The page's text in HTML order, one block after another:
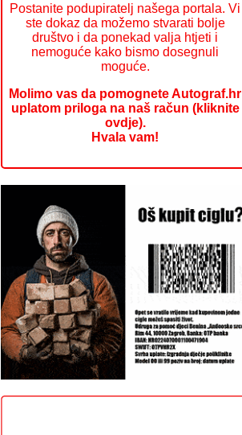
Postanite podupiratelj našega portala. Vi
ste dokaz da možemo stvarati bolje
društvo i da ponekad valja htjeti i
nemoguće kako bismo dosegnuli
moguće.
Molimo vas da pomognete Autograf.hr
uplatom priloga na naš račun (kliknite
ovdje).
Hvala vam!